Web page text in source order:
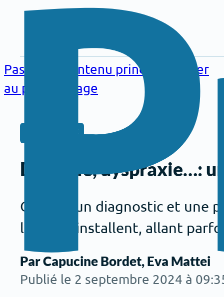
contenu
principal
Passer au contenu principal
Passer
au pied de page
Dyslexie, dyspraxie…:
Obtenir un diagnostic et une
l’école s’installent, allant
Par Capucine Bordet, Eva Mattei
Publié le 2 septembre 2024 à